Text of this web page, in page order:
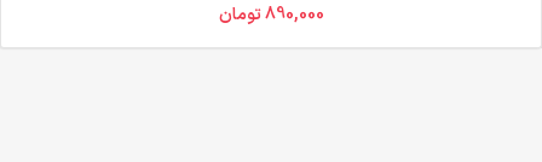
890,000تومان